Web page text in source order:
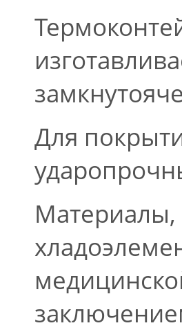
Для
Материалы,